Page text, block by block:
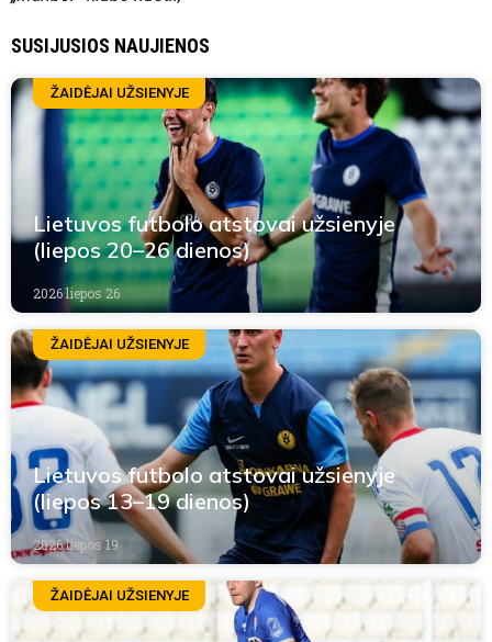
SUSIJUSIOS NAUJIENOS
ŽAIDĖJAI UŽSIENYJE
Lietuvos futbolo atstovai užsienyje
(liepos 20–26 dienos)
2026 liepos 26
ŽAIDĖJAI UŽSIENYJE
Lietuvos futbolo atstovai užsienyje
(liepos 13–19 dienos)
2026 liepos 19
ŽAIDĖJAI UŽSIENYJE